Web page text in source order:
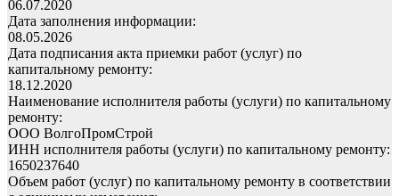
06.07.2020
Дата заполнения информации:
08.05.2026
Дата подписания акта приемки работ (услуг) по
капитальному ремонту:
18.12.2020
Наименование исполнителя работы (услуги) по капитальному
ремонту:
ООО ВолгоПромСтрой
ИНН исполнителя работы (услуги) по капитальному ремонту:
1650237640
Объем работ (услуг) по капитальному ремонту в соответствии